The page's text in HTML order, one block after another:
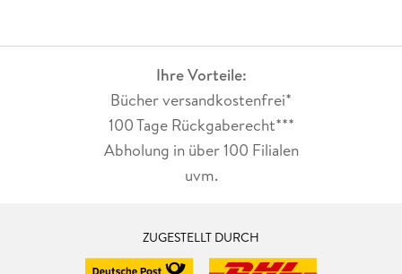
Ihre Vorteile:
Bücher versandkostenfrei*
100 Tage Rückgaberecht***
Abholung in über 100 Filialen
uvm.
ZUGESTELLT DURCH